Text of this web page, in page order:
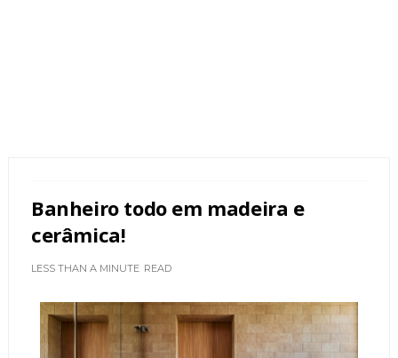
Banheiro todo em madeira e
cerâmica!
LESS THAN A MINUTE READ